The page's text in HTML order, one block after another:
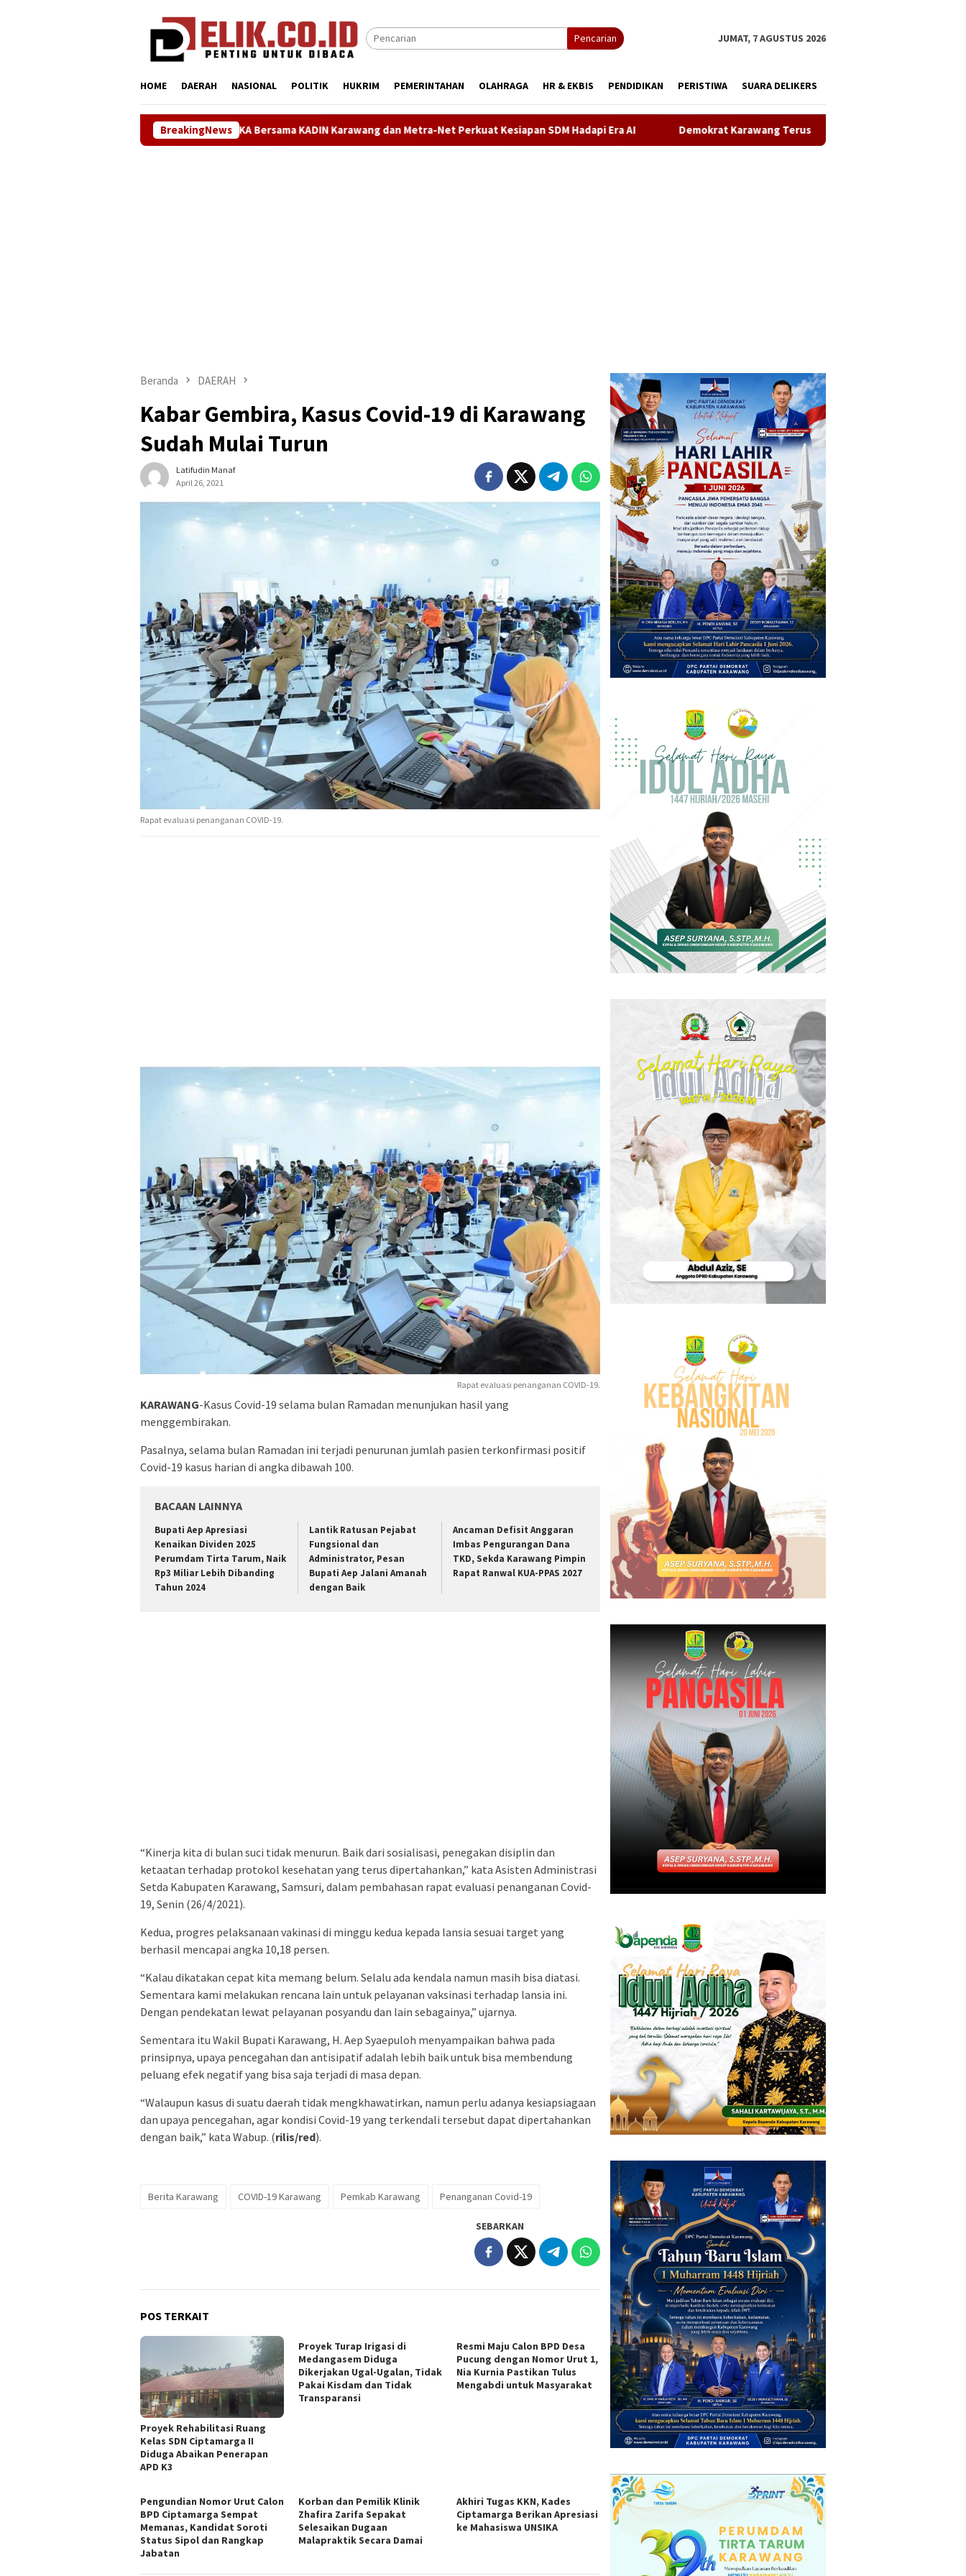
Pencarian JUMAT, 7 AGUSTUS 2026
HOME DAERAH NASIONAL POLITIK HUKRIM PEMERINTAHAN OLAHRAGA HR & EKBIS PENDIDIKAN PERISTIWA SUARA DELIKERS
BreakingNews
Sinergi ASOKA Bersama KADIN Karawang dan Metra-Net Perkuat Kesiapan SDM Hadapi Era AI Demokrat Karawang Terus Bergerak Bersihkan Lingkungan, Wujudkan Langit Biru
Beranda DAERAH
Kabar Gembira, Kasus Covid-19 di Karawang
Sudah Mulai Turun
Latifudin Manaf
April 26, 2021
Rapat evaluasi penanganan COVID-19.
Rapat evaluasi penanganan COVID-19.
KARAWANG-Kasus Covid-19 selama bulan Ramadan menunjukan hasil yang
menggembirakan.
Pasalnya, selama bulan Ramadan ini terjadi penurunan jumlah pasien terkonfirmasi positif
Covid-19 kasus harian di angka dibawah 100.
BACAAN LAINNYA
Bupati Aep Apresiasi
Kenaikan Dividen 2025
Perumdam Tirta Tarum, Naik
Rp3 Miliar Lebih Dibanding
Tahun 2024
Lantik Ratusan Pejabat
Fungsional dan
Administrator, Pesan
Bupati Aep Jalani Amanah
dengan Baik
Ancaman Defisit Anggaran
Imbas Pengurangan Dana
TKD, Sekda Karawang Pimpin
Rapat Ranwal KUA-PPAS 2027
“Kinerja kita di bulan suci tidak menurun. Baik dari sosialisasi, penegakan disiplin dan
ketaatan terhadap protokol kesehatan yang terus dipertahankan,” kata Asisten Administrasi
Setda Kabupaten Karawang, Samsuri, dalam pembahasan rapat evaluasi penanganan Covid-
19, Senin (26/4/2021).
Kedua, progres pelaksanaan vakinasi di minggu kedua kepada lansia sesuai target yang
berhasil mencapai angka 10,18 persen.
“Kalau dikatakan cepat kita memang belum. Selalu ada kendala namun masih bisa diatasi.
Sementara kami melakukan rencana lain untuk pelayanan vaksinasi terhadap lansia ini.
Dengan pendekatan lewat pelayanan posyandu dan lain sebagainya,” ujarnya.
Sementara itu Wakil Bupati Karawang, H. Aep Syaepuloh menyampaikan bahwa pada
prinsipnya, upaya pencegahan dan antisipatif adalah lebih baik untuk bisa membendung
peluang efek negatif yang bisa saja terjadi di masa depan.
“Walaupun kasus di suatu daerah tidak mengkhawatirkan, namun perlu adanya kesiapsiagaan
dan upaya pencegahan, agar kondisi Covid-19 yang terkendali tersebut dapat dipertahankan
dengan baik,” kata Wabup. (rilis/red).
Berita Karawang COVID-19 Karawang Pemkab Karawang Penanganan Covid-19
SEBARKAN
POS TERKAIT
Proyek Rehabilitasi Ruang
Kelas SDN Ciptamarga II
Diduga Abaikan Penerapan
APD K3
Proyek Turap Irigasi di
Medangasem Diduga
Dikerjakan Ugal-Ugalan, Tidak
Pakai Kisdam dan Tidak
Transparansi
Resmi Maju Calon BPD Desa
Pucung dengan Nomor Urut 1,
Nia Kurnia Pastikan Tulus
Mengabdi untuk Masyarakat
Pengundian Nomor Urut Calon
BPD Ciptamarga Sempat
Memanas, Kandidat Soroti
Status Sipol dan Rangkap
Jabatan
Korban dan Pemilik Klinik
Zhafira Zarifa Sepakat
Selesaikan Dugaan
Malapraktik Secara Damai
Akhiri Tugas KKN, Kades
Ciptamarga Berikan Apresiasi
ke Mahasiswa UNSIKA